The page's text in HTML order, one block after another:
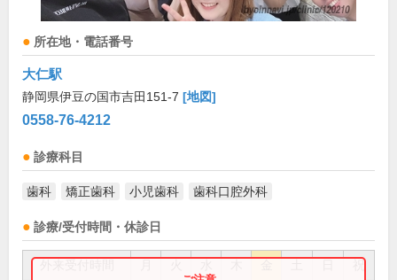
所在地・電話番号
大仁駅
静岡県伊豆の国市吉田151-7 [地図]
0558-76-4212
診療科目
歯科 矯正歯科 小児歯科 歯科口腔外科
診療/受付時間・休診日
祝